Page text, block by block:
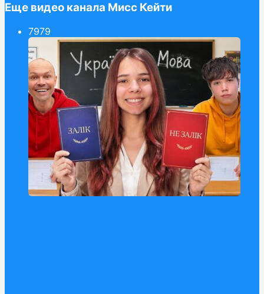
Еще видео канала Мисс Кейти
7979